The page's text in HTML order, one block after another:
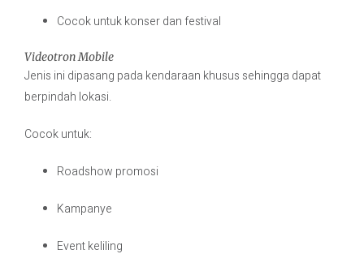
Cocok untuk konser dan festival
Videotron Mobile
Jenis ini dipasang pada kendaraan khusus sehingga dapat
berpindah lokasi.
Cocok untuk:
Roadshow promosi
Kampanye
Event keliling